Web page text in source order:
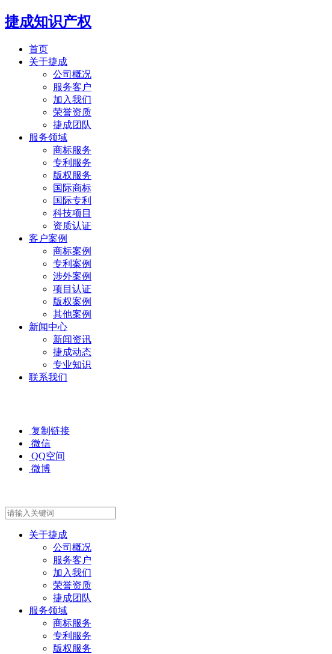
捷成知识产权
首页
关于捷成
公司概况
服务客户
加入我们
荣誉资质
捷成团队
服务领域
商标服务
专利服务
版权服务
国际商标
国际专利
科技项目
资质认证
客户案例
商标案例
专利案例
涉外案例
项目认证
版权案例
其他案例
新闻中心
新闻资讯
捷成动态
专业知识
联系我们
复制链接
微信
QQ空间
微博
关于捷成
公司概况
服务客户
加入我们
荣誉资质
捷成团队
服务领域
商标服务
专利服务
版权服务